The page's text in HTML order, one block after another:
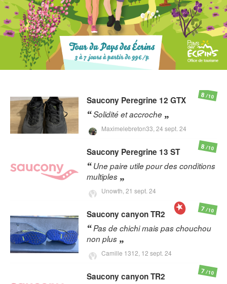
Saucony Peregrine 12 GTX
Solidité et accroche
Maximelebreton33, 24 sept. 24
8/10
Saucony Peregrine 13 ST
Une paire utile pour des conditions
multiples
Unowth, 21 sept. 24
8/10
Sauconycanyon TR2
Pas de chichi mais pas chouchou
non plus
Camille 1312, 12 sept. 24
7/10
Sauconycanyon TR2 7/10